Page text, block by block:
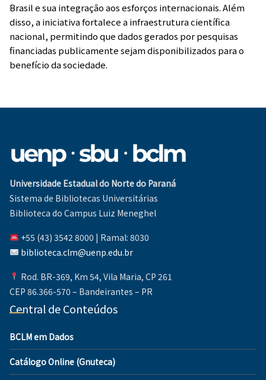
Brasil e sua integração aos esforços internacionais. Além
disso, a iniciativa fortalece a infraestrutura científica
nacional, permitindo que dados gerados por pesquisas
financiadas publicamente sejam disponibilizados para o
benefício da sociedade.
Universidade Estadual do Norte do Paraná
Sistema de Bibliotecas Universitárias
Biblioteca do Campus Luiz Meneghel
+55 (43) 3542 8000 | Ramal: 8030
biblioteca.clm@uenp.edu.br
Rod. BR-369, Km 54, Vila Maria, CP 261
CEP 86.366-570 – Bandeirantes – PR
Central de Conteúdos
BCLM em Dados
Catálogo Online (Gnuteca)